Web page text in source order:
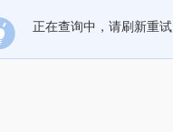
正在查询中，请刷新重试